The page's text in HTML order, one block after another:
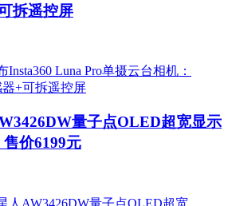
拆遥控屏
量子点OLED超宽显示
价6199元